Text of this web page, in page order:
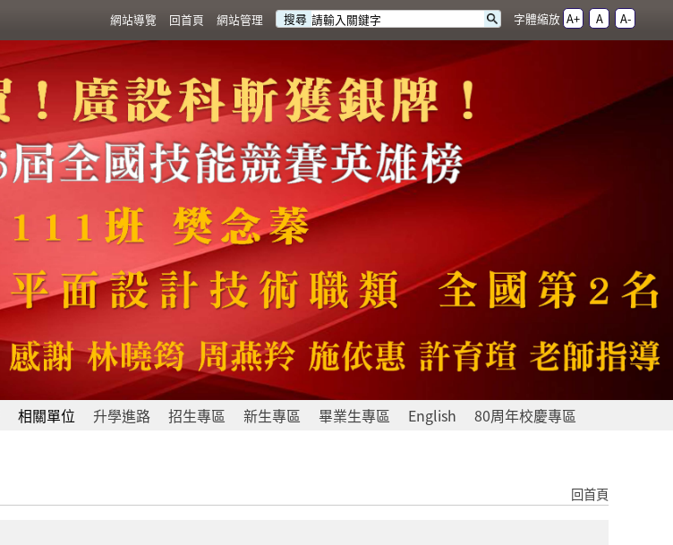
網站導覽 回首頁 網站管理 搜尋 字體縮放 A+ A A-
相關單位 升學進路 招生專區 新生專區 畢業生專區 English
80周年校慶專區
回首頁